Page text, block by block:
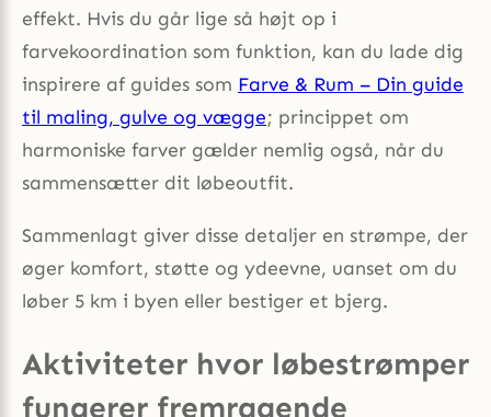
effekt. Hvis du går lige så højt op i
farvekoordination som funktion, kan du lade dig
inspirere af guides som Farve & Rum – Din guide
til maling, gulve og vægge; princippet om
harmoniske farver gælder nemlig også, når du
sammensætter dit løbeoutfit.
Sammenlagt giver disse detaljer en strømpe, der
øger komfort, støtte og ydeevne, uanset om du
løber 5 km i byen eller bestiger et bjerg.
Aktiviteter hvor løbestrømper
fungerer fremragende